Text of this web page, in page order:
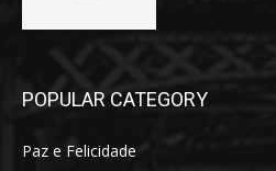
POPULAR CATEGORY
Paz e Felicidade